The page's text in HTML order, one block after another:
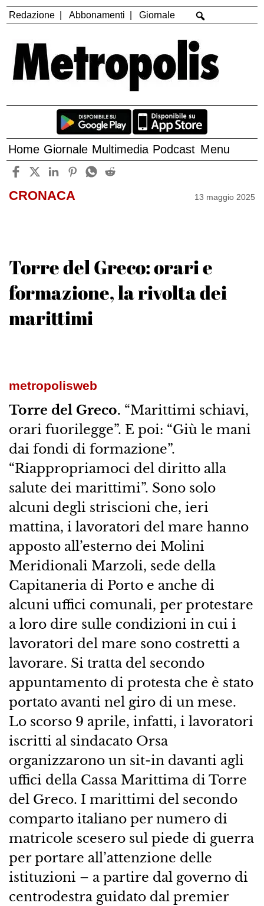
Redazione Abbonamenti Giornale
Home Giornale Multimedia Podcast Menu
CRONACA 13 maggio 2025
Torre del Greco: orari e
formazione, la rivolta dei
marittimi
metropolisweb
Torre del Greco. “Marittimi schiavi,
orari fuorilegge”. E poi: “Giù le mani
dai fondi di formazione”.
“Riappropriamoci del diritto alla
salute dei marittimi”. Sono solo
alcuni degli striscioni che, ieri
mattina, i lavoratori del mare hanno
apposto all’esterno dei Molini
Meridionali Marzoli, sede della
Capitaneria di Porto e anche di
alcuni uffici comunali, per protestare
a loro dire sulle condizioni in cui i
lavoratori del mare sono costretti a
lavorare. Si tratta del secondo
appuntamento di protesta che è stato
portato avanti nel giro di un mese.
Lo scorso 9 aprile, infatti, i lavoratori
iscritti al sindacato Orsa
organizzarono un sit-in davanti agli
uffici della Cassa Marittima di Torre
del Greco. I marittimi del secondo
comparto italiano per numero di
matricole scesero sul piede di guerra
per portare all’attenzione delle
istituzioni – a partire dal governo di
centrodestra guidato dal premier